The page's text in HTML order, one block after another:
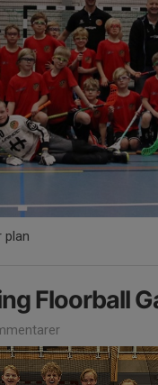
plan
Floorball